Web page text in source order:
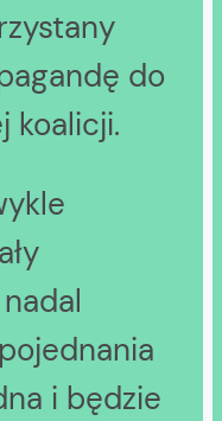
do
koalicji.
i będzie